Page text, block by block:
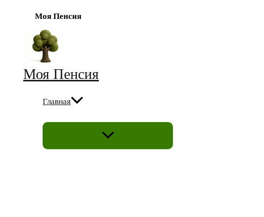
Моя Пенсия
содержимому
Моя Пенсия
Главная
ПЕРЕКЛЮЧАТЕЛЬ